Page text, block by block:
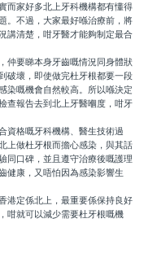
家好多北上牙科機構都有懂得
。不過，大家最好喺治療前，將
講清楚，咁牙醫才能夠制定最合
要睇本身牙齒嘅情況同身體狀
破壞，即使做完杜牙根都要一段
染嘅機會自然較高。所以喺決定
查報告去到北上牙醫嗰度，咁牙
格嘅牙科機構、醫生技術過
上做杜牙根而擔心感染，與其話
同口碑，並且遵守治療後嘅護理
健康，又唔怕因為感染影響生
定係北上，最重要係保持良好
咁就可以減少需要杜牙根嘅機